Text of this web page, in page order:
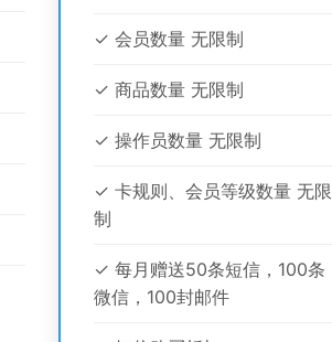
✓ 会员数量 无限制
✓ 商品数量 无限制
✓ 操作员数量 无限制
✓ 卡规则、会员等级数量 无限
制
✓ 每月赠送50条短信，100条
微信，100封邮件